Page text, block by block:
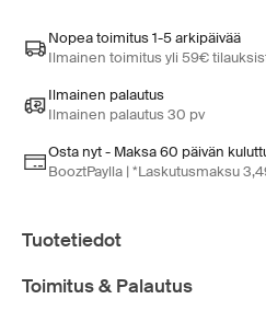
Nopea toimitus 1-5 arkipäivää
Ilmainen toimitus yli 59€
Ilmainen palautus
Ilmainen palautus 30 pv
Osta nyt - Maksa 60 päivän
BooztPaylla | *Laskutusmaksu
Tuotetiedot
Toimitus & Palautus